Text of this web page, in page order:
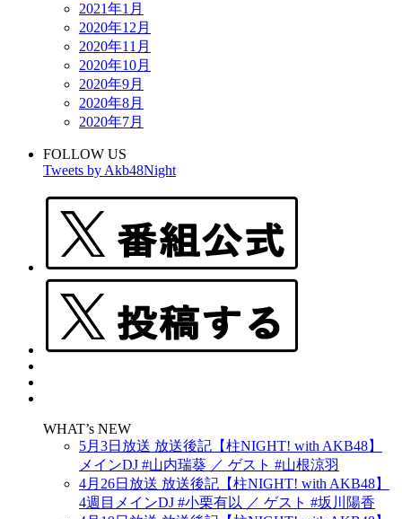
2021年1月
2020年12月
2020年11月
2020年10月
2020年9月
2020年8月
2020年7月
FOLLOW US
Tweets by Akb48Night
WHAT’s NEW
5月3日放送 放送後記【柱NIGHT! with AKB48】
メインDJ #山内瑞葵 ／ ゲスト #山根涼羽
4月26日放送 放送後記【柱NIGHT! with AKB48】
4週目メインDJ #小栗有以 ／ ゲスト #坂川陽香